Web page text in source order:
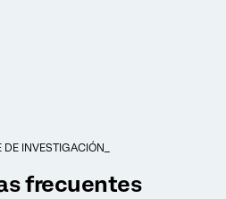
INVESTIGACIÓN_
frecuentes